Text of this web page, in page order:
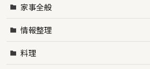
家事全般
情報整理
料理